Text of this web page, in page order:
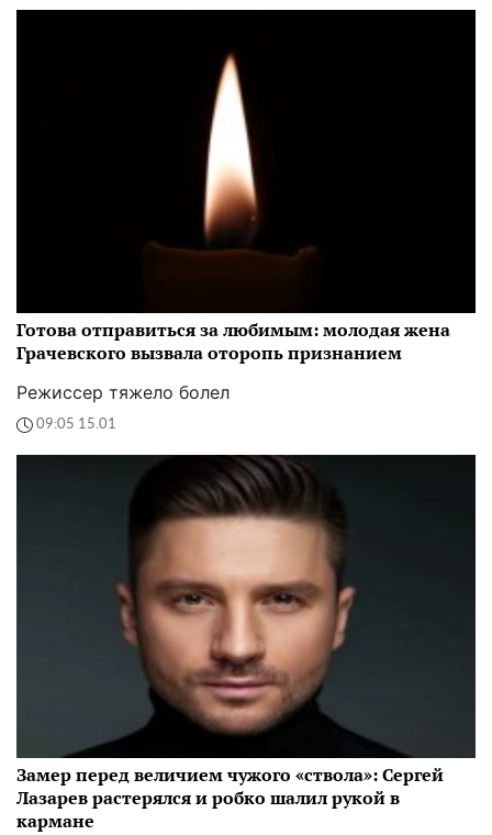
Готова отправиться за любимым: молодая жена
Грачевского вызвала оторопь признанием
Режиссер тяжело болел
09:05 15.01
Замер перед величием чужого «ствола»: Сергей
Лазарев растерялся и робко шалил рукой в
кармане